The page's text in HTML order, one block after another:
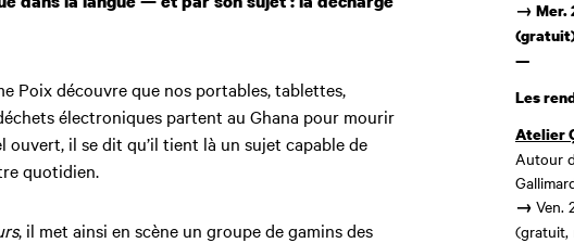
Poix découvre que nos portables, tablettes,
électroniques partent au Ghana pour mourir
ouvert, il se dit qu’il tient là un sujet capable de
quotidien.
, il met ainsi en scène un groupe de gamins des
→ Mer.
—
Les
Atelier
Autour
→ Ven.
(gratuit,